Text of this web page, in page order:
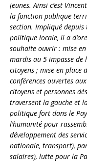
jeunes. Ainsi c’est
la fonction publique
section. Impliqué
politique locale, il a
souhaite ouvrir : mise en
mardis au 5 impasse de
citoyens ; mise en place
conférences ouvertes
citoyens et personnes
traversent la gauche et
politique fort dans le
l’humanité pour
développement des
nationale, transport),
salaires), lutte pour la